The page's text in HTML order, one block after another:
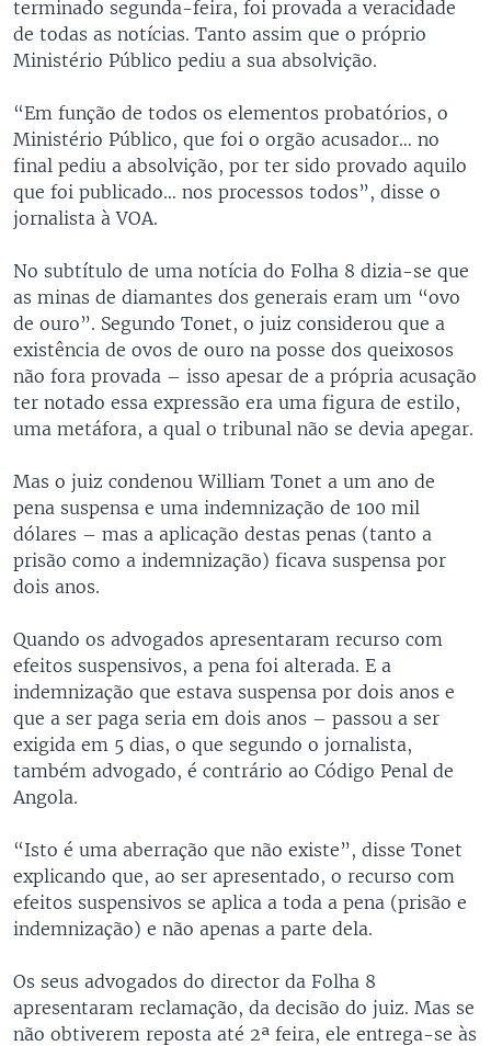
terminado segunda-feira, foi provada a veracidade
de todas as notícias. Tanto assim que o próprio
Ministério Público pediu a sua absolvição.
“Em função de todos os elementos probatórios, o
Ministério Público, que foi o orgão acusador… no
final pediu a absolvição, por ter sido provado aquilo
que foi publicado… nos processos todos”, disse o
jornalista à VOA.
No subtítulo de uma notícia do Folha 8 dizia-se que
as minas de diamantes dos generais eram um “ovo
de ouro”. Segundo Tonet, o juiz considerou que a
existência de ovos de ouro na posse dos queixosos
não fora provada – isso apesar de a própria acusação
ter notado essa expressão era uma figura de estilo,
uma metáfora, a qual o tribunal não se devia apegar.
Mas o juiz condenou William Tonet a um ano de
pena suspensa e uma indemnização de 100 mil
dólares – mas a aplicação destas penas (tanto a
prisão como a indemnização) ficava suspensa por
dois anos.
Quando os advogados apresentaram recurso com
efeitos suspensivos, a pena foi alterada. E a
indemnização que estava suspensa por dois anos e
que a ser paga seria em dois anos – passou a ser
exigida em 5 dias, o que segundo o jornalista,
também advogado, é contrário ao Código Penal de
Angola.
“Isto é uma aberração que não existe”, disse Tonet
explicando que, ao ser apresentado, o recurso com
efeitos suspensivos se aplica a toda a pena (prisão e
indemnização) e não apenas a parte dela.
Os seus advogados do director da Folha 8
apresentaram reclamação, da decisão do juiz. Mas se
não obtiverem reposta até 2ª feira, ele entrega-se às